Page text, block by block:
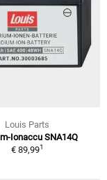
Louis Parts
Ionaccu SNA14Q
€ 89,991